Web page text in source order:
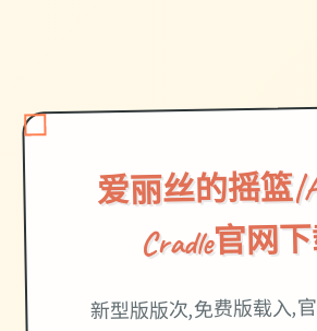
爱丽丝的摇篮
Cradle官网
新型版版次,免费版载入,